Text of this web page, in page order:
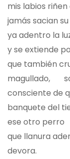
mis labios
jamás sacian
ya adentro la
y se extiende
que también
magullado,
consciente de
banquete del
ese otro perro
que llanura
devora.